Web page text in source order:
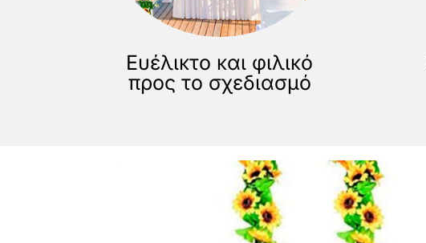
Ευέλικτο και φιλικό
προς το σχεδιασμό